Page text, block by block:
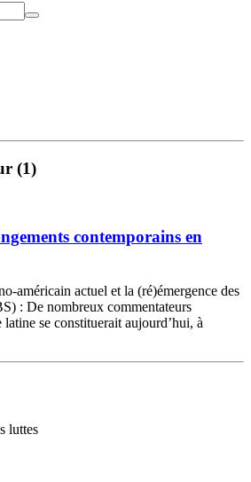
(1)
contemporains en
américain actuel et la (ré)émergence des
: De nombreux commentateurs
se constituerait aujourd’hui, à
luttes